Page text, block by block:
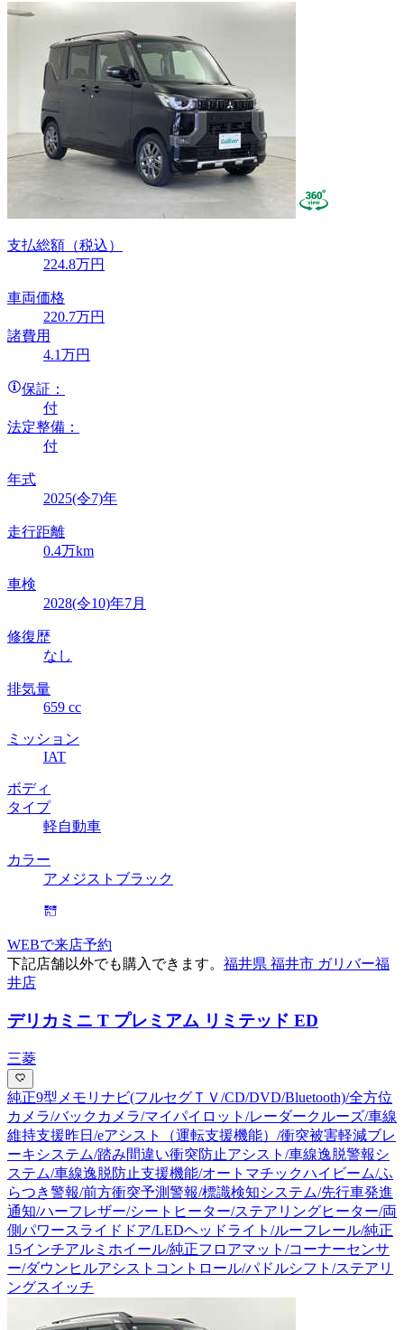
支払総額 （税込）
224.8万円
車両価格
220.7万円
諸費用
4.1万円
保証：
付
法定整備：
付
年式
2025(令7)年
走行距離
0.4万km
車検
2028(令10)年7月
修復歴
なし
排気量
659 cc
ミッション
IAT
ボディ
タイプ
軽自動車
カラー
アメジストブラック
WEBで来店予約
下記店舗以外でも購入できます。 福井県 福井市 ガリバー福
井店
デリカミニ T プレミアム リミテッド ED
三菱
純正9型メモリナビ(フルセグＴＶ/CD/DVD/Bluetooth)/全方位
カメラ/バックカメラ/マイパイロット/レーダークルーズ/車線
維持支援昨日/eアシスト（運転支援機能）/衝突被害軽減ブレ
ーキシステム/踏み間違い衝突防止アシスト/車線逸脱警報シ
ステム/車線逸脱防止支援機能/オートマチックハイビーム/ふ
らつき警報/前方衝突予測警報/標識検知システム/先行車発進
通知/ハーフレザー/シートヒーター/ステアリングヒーター/両
側パワースライドドア/LEDヘッドライト/ルーフレール/純正
15インチアルミホイール/純正フロアマット/コーナーセンサ
ー/ダウンヒルアシストコントロール/パドルシフト/ステアリ
ングスイッチ